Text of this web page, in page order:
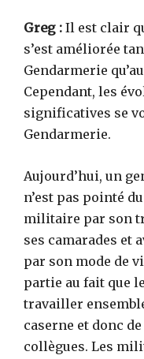
Greg : Il est clair
s’est améliorée
Gendarmerie
Cependant, les
significatives se
Gendarmerie.
Aujourd’hui, un
n’est pas pointé
militaire par son
ses camarades et
par son mode de
partie au fait que
travailler
caserne et donc
collègues. Les